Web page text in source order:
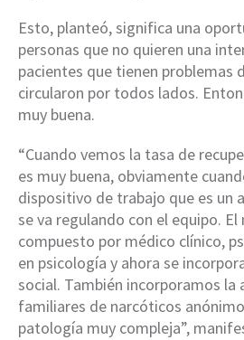
Esto, planteó, significa una
personas que no quieren una
pacientes que tienen problemas
circularon por todos lados.
muy buena.
“Cuando vemos la tasa de
es muy buena, obviamente
dispositivo de trabajo que es un
se va regulando con el equipo.
compuesto por médico clínico,
en psicología y ahora se
social. También incorporamos la
familiares de narcóticos
patología muy compleja”,